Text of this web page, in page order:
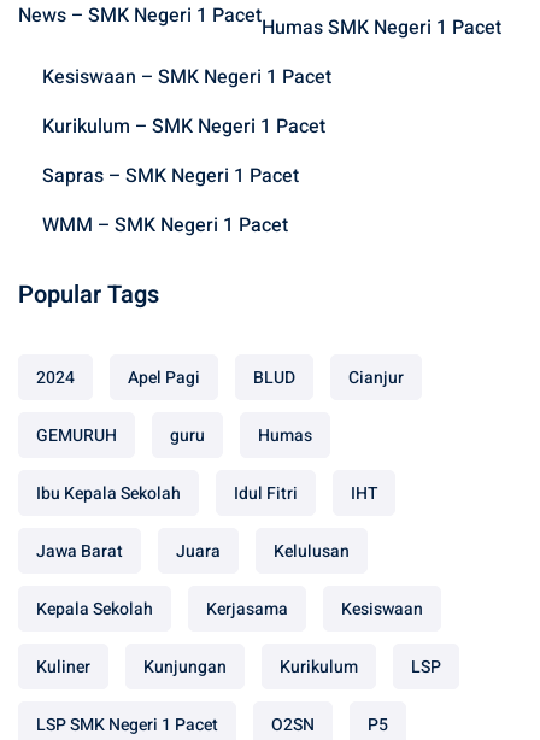
fNews – SMK Negeri 1 PacetHumas SMK Negeri 1 Pacet
Kesiswaan – SMK Negeri 1 Pacet
Kurikulum – SMK Negeri 1 Pacet
Sapras – SMK Negeri 1 Pacet
WMM – SMK Negeri 1 Pacet
Popular Tags
2024 Apel Pagi BLUD Cianjur
GEMURUH guru Humas
Ibu Kepala Sekolah Idul Fitri IHT
Jawa Barat Juara Kelulusan
Kepala Sekolah Kerjasama Kesiswaan
Kuliner Kunjungan Kurikulum LSP
LSP SMK Negeri 1 Pacet O2SN P5